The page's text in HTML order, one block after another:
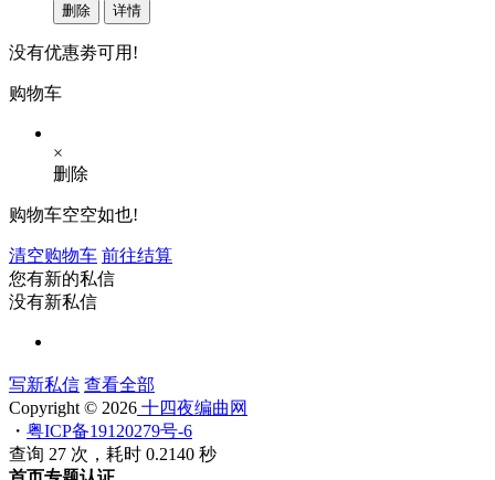
删除 详情
没有优惠劵可用!
购物车
×
删除
购物车空空如也!
清空购物车 前往结算
您有新的私信
没有新私信
写新私信 查看全部
Copyright © 2026 十四夜编曲网
・ 粤ICP备19120279号-6
查询 27 次，耗时 0.2140 秒